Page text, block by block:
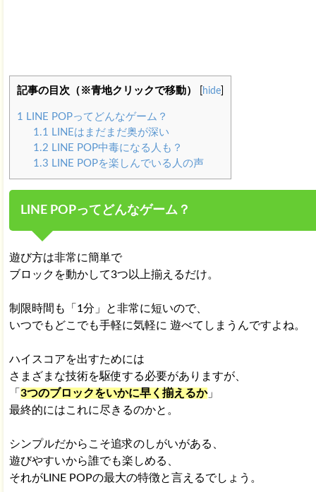
記事の目次（※青地クリックで移動） hide]
1
LINE POPってどんなゲーム？
1.1
LINEはまだまだ奥が深い
1.2 LINE POP中毒になる人も？
1.3 LINE POPを楽しんでいる人の声
LINE POPってどんなゲーム？
遊び方は非常に簡単で
ブロックを動かして3つ以上揃えるだけ。
制限時間も「1分」と非常に短いので、
いつでもどこでも手軽に気軽に 遊べてしまうんですよね。
ハイスコアを出すためには
さまざまな技術を駆使する必要がありますが、
「 3つのブロックをいかに早く揃えるか」
最終的にはこれに尽きるのかと。
シンプルだからこそ追求のしがいがある、
遊びやすいから誰でも楽しめる、
それがLINE POPの最大の特徴と言えるでしょう。